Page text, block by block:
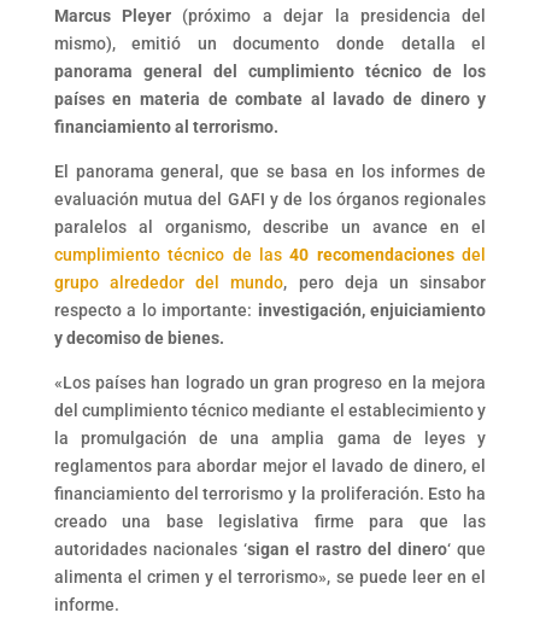
Marcus Pleyer (próximo a dejar la presidencia del
mismo), emitió un documento donde detalla el
panorama general del cumplimiento técnico de los
países en materia de combate al lavado de dinero y
financiamiento al terrorismo.
El panorama general, que se basa en los informes de
evaluación mutua del GAFI y de los órganos regionales
paralelos al organismo, describe un avance en el
cumplimiento técnico de las40 recomendacionesdel
grupo alrededor del mundo, pero deja un sinsabor
respecto a lo importante: investigación, enjuiciamiento
y decomiso de bienes.
«Los países han logrado un gran progreso en la mejora
del cumplimiento técnico mediante el establecimiento y
la promulgación de una amplia gama de leyes y
reglamentos para abordar mejor el lavado de dinero, el
financiamiento del terrorismo y la proliferación. Esto ha
creado una base legislativa firme para que las
autoridades nacionales ‘sigan el rastro del dinero‘ que
alimenta el crimen y el terrorismo», se puede leer en el
informe.